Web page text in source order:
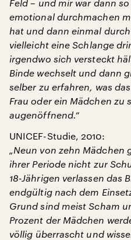
Feld – und mir war dann
emotional durchmachen
hat und dann einmal
vielleicht eine Schlange
irgendwo sich versteckt
Binde wechselt und dann
selber zu erfahren, was
Frau oder ein Mädchen zu
augenöffnend.“
UNICEF-Studie, 2010:
„Neun von zehn Mädchen
ihrer Periode nicht zur
18-Jährigen verlassen das
endgültig nach dem
Grund sind meist Scham
Prozent der Mädchen
völlig überrascht und